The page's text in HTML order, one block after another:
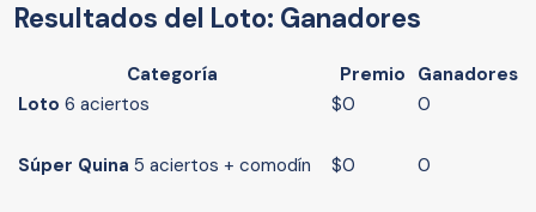
Resultados del Loto: Ganadores
Categoría Premio Ganadores
Loto 6 aciertos $0 0
Súper Quina 5 aciertos + comodín $0 0